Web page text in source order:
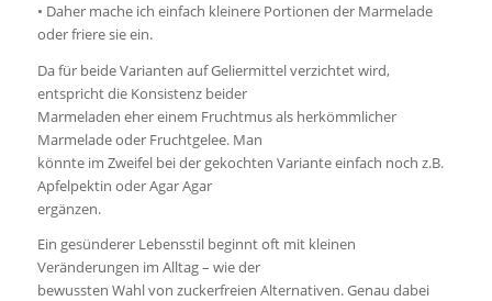
• Daher mache ich einfach kleinere Portionen der Marmelade
oder friere sie ein.
Da für beide Varianten auf Geliermittel verzichtet wird,
entspricht die Konsistenz beider
Marmeladen eher einem Fruchtmus als herkömmlicher
Marmelade oder Fruchtgelee. Man
könnte im Zweifel bei der gekochten Variante einfach noch z.B.
Apfelpektin oder Agar Agar
ergänzen.
Ein gesünderer Lebensstil beginnt oft mit kleinen
Veränderungen im Alltag – wie der
bewussten Wahl von zuckerfreien Alternativen. Genau dabei